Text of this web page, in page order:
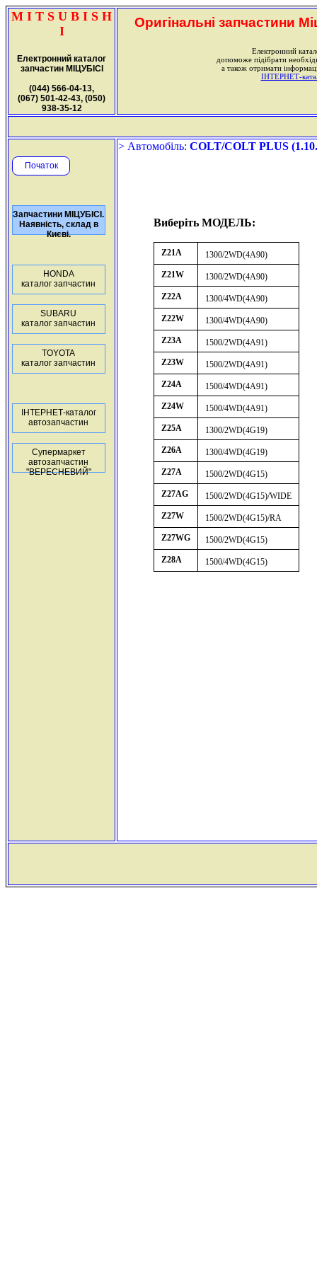
M I T S U B I S H
I
Електронний каталог
запчастин МІЦУБІСІ
(044) 566-04-13,
(067) 501-42-43, (050)
938-35-12
Оригінальні запчастини
Електронний
допоможе підібрати
а також отримати
ІНТЕРНЕТ-
Початок
Запчастини МІЦУБІСІ.
Наявність, склад в
Києві.
HONDA
каталог запчастин
SUBARU
каталог запчастин
TOYOTA
каталог запчастин
ІНТЕРНЕТ-каталог
автозапчастин
Супермаркет
автозапчастин
"ВЕРЕСНЕВИЙ"
> Автомобіль: COLT/COLT PLUS
Виберіть МОДЕЛЬ:
Z21A
1300/2WD(4A90)
Z21W
1300/2WD(4A90)
Z22A
1300/4WD(4A90)
Z22W
1300/4WD(4A90)
Z23A
1500/2WD(4A91)
Z23W
1500/2WD(4A91)
Z24A
1500/4WD(4A91)
Z24W
1500/4WD(4A91)
Z25A
1300/2WD(4G19)
Z26A
1300/4WD(4G19)
Z27A
1500/2WD(4G15)
Z27AG
1500/2WD(4G15)/WIDE
Z27W
1500/2WD(4G15)/RA
Z27WG
1500/2WD(4G15)
Z28A
1500/4WD(4G15)